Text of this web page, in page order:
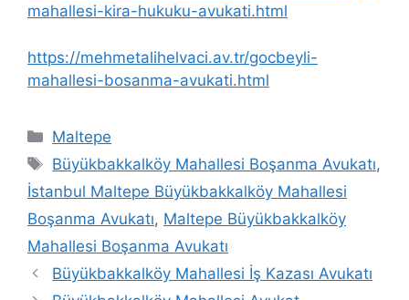
mahallesi-kira-hukuku-avukati.html
https://mehmetalihelvaci.av.tr/gocbeyli-
mahallesi-bosanma-avukati.html
Kategoriler
Maltepe
Etiketler
Büyükbakkalköy Mahallesi Boşanma Avukatı,
İstanbul Maltepe Büyükbakkalköy Mahallesi
Boşanma Avukatı, Maltepe Büyükbakkalköy
Mahallesi Boşanma Avukatı
Büyükbakkalköy Mahallesi İş Kazası Avukatı